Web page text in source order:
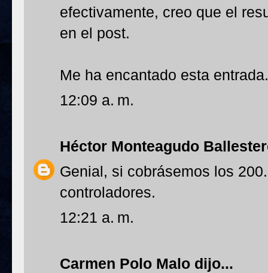
efectivamente, creo que el
en el post.
Me ha encantado esta entrada.
12:09 a. m.
Héctor Monteagudo
Genial, si cobrásemos los
controladores.
12:21 a. m.
Carmen Polo Malo dijo...